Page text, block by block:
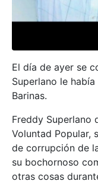
El día de ayer se
Superlano le
Barinas.
Freddy Superlano
Voluntad Popular,
de corrupción de
su bochornoso
otras cosas